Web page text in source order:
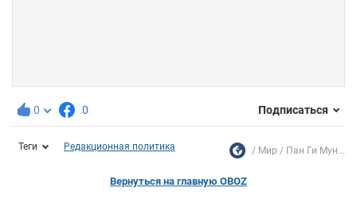
0 0 Подписаться
Теги Редакционная политика Мир Пан Ги Мун...
Вернуться на главную OBOZ